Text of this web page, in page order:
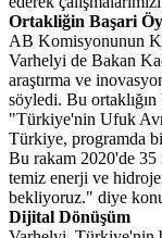
Ortakliğin Başari
AB Komisyonunun
Varhelyi de Bakan
araştırma ve
söyledi. Bu
"Türkiye'nin Ufuk
Türkiye, programda
Bu rakam 2020'de
temiz enerji ve
bekliyoruz." diye
Dijital Dönüşüm